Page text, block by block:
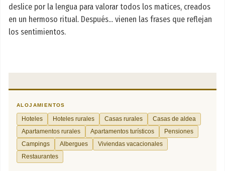
deslice por la lengua para valorar todos los matices, creados
en un hermoso ritual. Después... vienen las frases que reflejan
los sentimientos.